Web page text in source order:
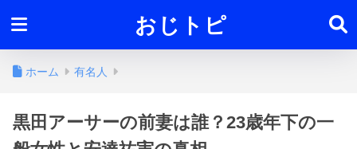
おじトピ
ホーム 有名人
黒田アーサーの前妻は誰？23歳年下の一